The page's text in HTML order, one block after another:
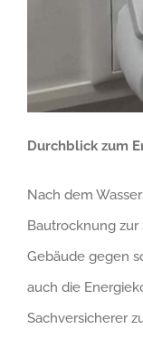
Durchblick zum
Nach dem
Bautrocknung zur
Gebäude gegen
auch die
Sachversicherer